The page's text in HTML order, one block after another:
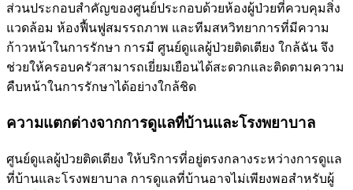
ส่วนประกอบสำคัญของศูนย์ประกอบด้วยห้องผู้ป่วยที่ควบคุมสิ่ง
แวดล้อม ห้องฟื้นฟูสมรรถภาพ และทีมสหวิทยาการที่มีความ
ก้าวหน้าในการรักษา การมี ศูนย์ดูแลผู้ป่วยติดเตียง ใกล้ฉัน จึง
ช่วยให้ครอบครัวสามารถเยี่ยมเยือนได้สะดวกและติดตามความ
คืบหน้าในการรักษาได้อย่างใกล้ชิด
ความแตกต่างจากการดูแลที่บ้านและโรงพยาบาล
ศูนย์ดูแลผู้ป่วยติดเตียง ให้บริการที่อยู่ตรงกลางระหว่างการดูแล
ที่บ้านและโรงพยาบาล การดูแลที่บ้านอาจไม่เพียงพอสำหรับผู้